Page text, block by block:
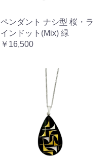
ペンダント ナシ型 桜・ラ
インドット(Mix) 緑
￥16,500